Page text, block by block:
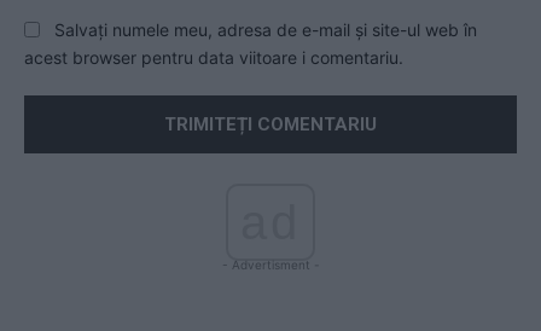
Salvați numele meu, adresa de e-mail și site-ul web în
acest browser pentru data viitoare i comentariu.
- Advertisment -